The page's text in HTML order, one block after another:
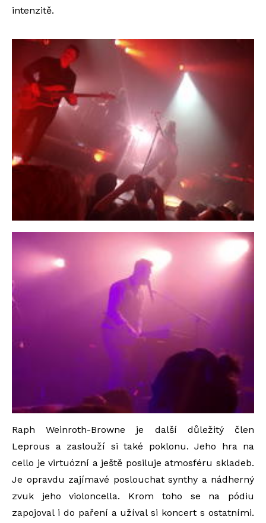
intenzitě.
Raph Weinroth-Browne je další důležitý člen
Leprous a zaslouží si také poklonu. Jeho hra na
cello je virtuózní a ještě posiluje atmosféru skladeb.
Je opravdu zajímavé poslouchat synthy a nádherný
zvuk jeho violoncella. Krom toho se na pódiu
zapojoval i do paření a užíval si koncert s ostatními.